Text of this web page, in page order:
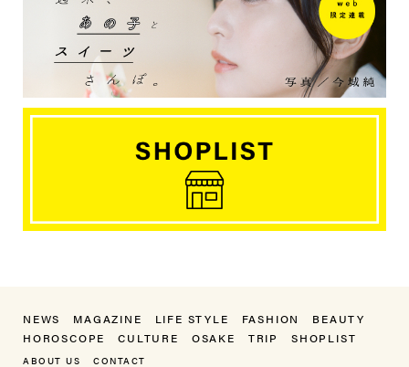
NEWS MAGAZINE LIFE STYLE FASHION
BEAUTY
HOROSCOPE
CULTURE OSAKE TRIP SHOPLIST
ABOUT US CONTACT